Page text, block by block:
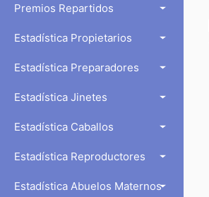
Premios Repartidos
Estadística Propietarios
Estadística Preparadores
Estadística Jinetes
Estadística Caballos
Estadística Reproductores
Estadística Abuelos Maternos